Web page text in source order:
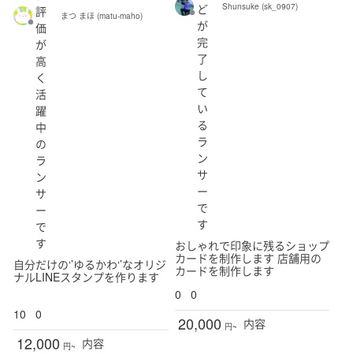
評
価
が
高
く
活
躍
中
の
ラ
ン
サ
ー
で
す
まつ まほ (matu-maho)
自分だけの‘’ゆるかわ‘’なオリジ
ナルLINEスタンプを作ります
10 0
12,000 円~ 内容
ど
が
完
了
し
て
い
る
ラ
ン
サ
ー
で
す
Shunsuke (sk_0907)
おしゃれで印象に残るショップ
カードを制作します 店舗用の
カードを制作します
0
0
20,000 円~ 内容